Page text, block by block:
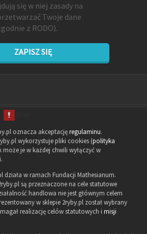
się w niej zasady na
Twoje dane
z RODO).
ZAPISZ SIĘ
oznacza akceptacjęregulaminu.
wykorzystuje pliki cookies (polityka
je w każdej chwili wyłączyć w
działa w ramach Fundacji Mathesianum.
są przeznaczone na cele statutowe
handlowa nie jest głównym celem
w sklepie 2ryby.pl został wybrany
realizację celów statutowych i misji